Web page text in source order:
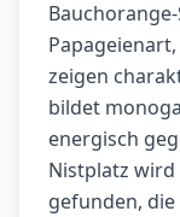
zeigen
bildet
energisch
Nistplatz
gefunden,